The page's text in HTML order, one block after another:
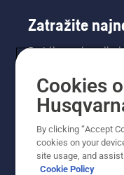
Zatražite
Dobijte najnovije
toga. Ovdje se
Cookies
By clicking “Accept
cookies on your
site usage, and
Cookie Policy